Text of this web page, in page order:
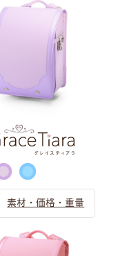
ル！お子さまに一番
ランドセルの選び方
ンドセルの
無二の青系製品ライ
中のカラーを紹介
に人気！
素材・価格・重量